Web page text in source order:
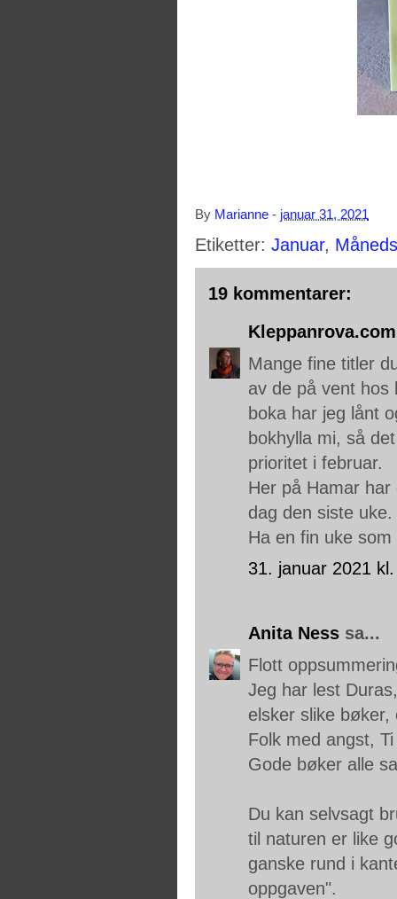
By Marianne - januar 31, 2021
Etiketter: Januar,
19 kommentarer:
Kleppanrova.com
Mange fine titler
av de på vent hos
boka har jeg lånt
bokhylla mi, så
prioritet i februar.
Her på Hamar
dag den siste
Ha en fin uke
31. januar 2021
Anita Ness sa...
Flott
Jeg har lest
elsker slike
Folk med angst,
Gode bøker alle
Du kan selvsagt
til naturen er like
ganske rund i
oppgaven".